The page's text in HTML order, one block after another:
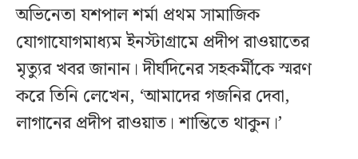
অভিনেতা যশপাল শর্মা প্রথম সামাজিক
যোগাযোগমাধ্যম ইনস্টাগ্রামে প্রদীপ রাওয়াতের
মৃত্যুর খবর জানান। দীর্ঘদিনের সহকর্মীকে স্মরণ
করে তিনি লেখেন, ‘আমাদের গজনির দেবা,
লাগানের প্রদীপ রাওয়াত। শান্তিতে থাকুন।’